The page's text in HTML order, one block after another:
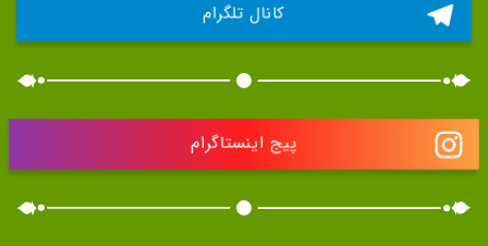
کانال تلگرام
پیج اینستاگرام